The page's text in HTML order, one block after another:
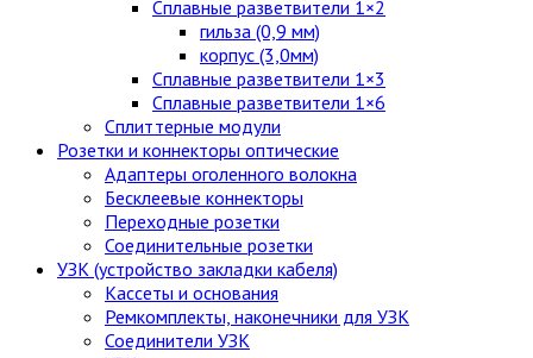
Сплавные разветвители 1×2
гильза (0,9 мм)
корпус (3,0мм)
Сплавные разветвители 1×3
Сплавные разветвители 1×6
Сплиттерные модули
Розетки и коннекторы оптические
Адаптеры оголенного волокна
Бесклеевые коннекторы
Переходные розетки
Соединительные розетки
УЗК (устройство закладки кабеля)
Кассеты и основания
Ремкомплекты, наконечники для УЗК
Соединители УЗК